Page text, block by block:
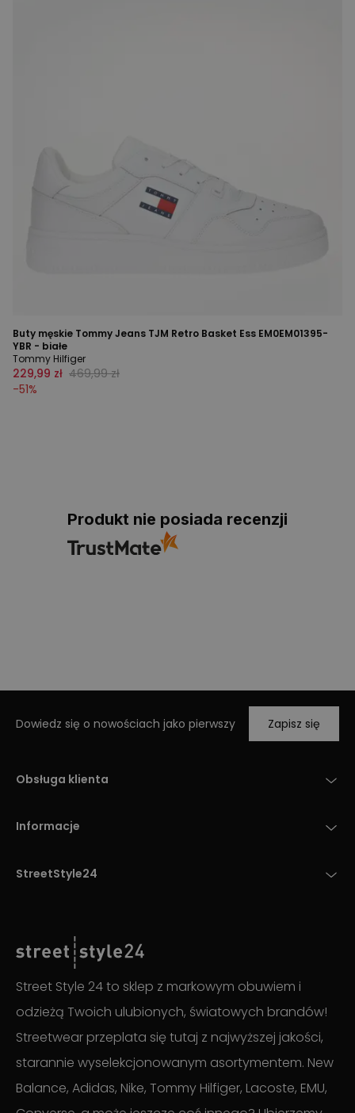
Buty męskie Tommy Jeans TJM Retro Basket Ess EM0EM01395-
YBR - białe
Tommy Hilfiger
229,99 zł 469,99 zł
-51%
Produkt nie posiada recenzji
Dowiedz się o nowościach jako pierwszy Zapisz się
Obsługa klienta
Informacje
StreetStyle24
Street Style 24 to sklep z markowym obuwiem i
odzieżą Twoich ulubionych, światowych brandów!
Streetwear przeplata się tutaj z najwyższej jakości,
starannie wyselekcjonowanym asortymentem. New
Balance, Adidas, Nike, Tommy Hilfiger, Lacoste, EMU,